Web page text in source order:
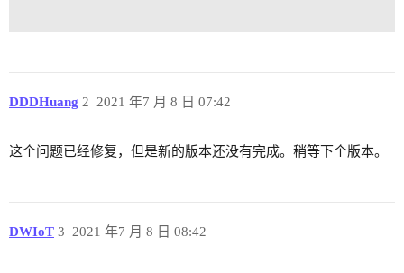
DDDHuang 2021 年7 月 8 日 07:42
2
这个问题已经修复，但是新的版本还没有完成。稍等下个版本。
DWIoT 2021 年7 月 8 日 08:42
3